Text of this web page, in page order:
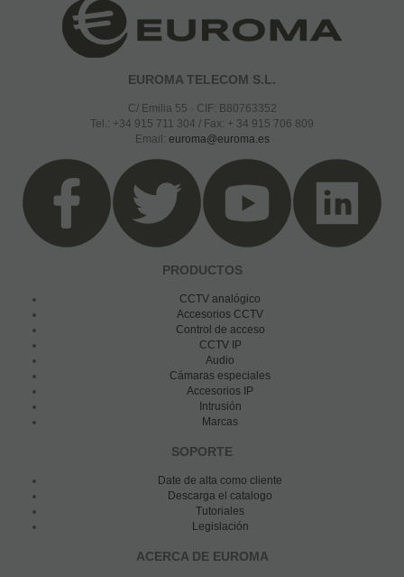
EUROMA TELECOM S.L.
C/ Emilia 55 · CIF: B80763352
Tel.: +34 915 711 304 / Fax: + 34 915 706 809
Email: euroma@euroma.es
PRODUCTOS
CCTV analógico
Accesorios CCTV
Control de acceso
CCTV IP
Audio
Cámaras especiales
Accesorios IP
Intrusión
Marcas
SOPORTE
Date de alta como cliente
Descarga el catalogo
Tutoriales
Legislación
ACERCA DE EUROMA